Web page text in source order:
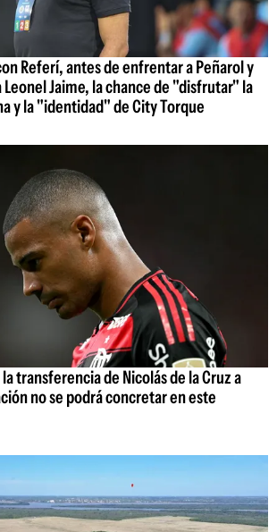
Referí, antes de enfrentar a Peñarol y
Jaime, la chance de "disfrutar" la
y la "identidad" de City Torque
transferencia de Nicolás de la Cruz a
no se podrá concretar en este